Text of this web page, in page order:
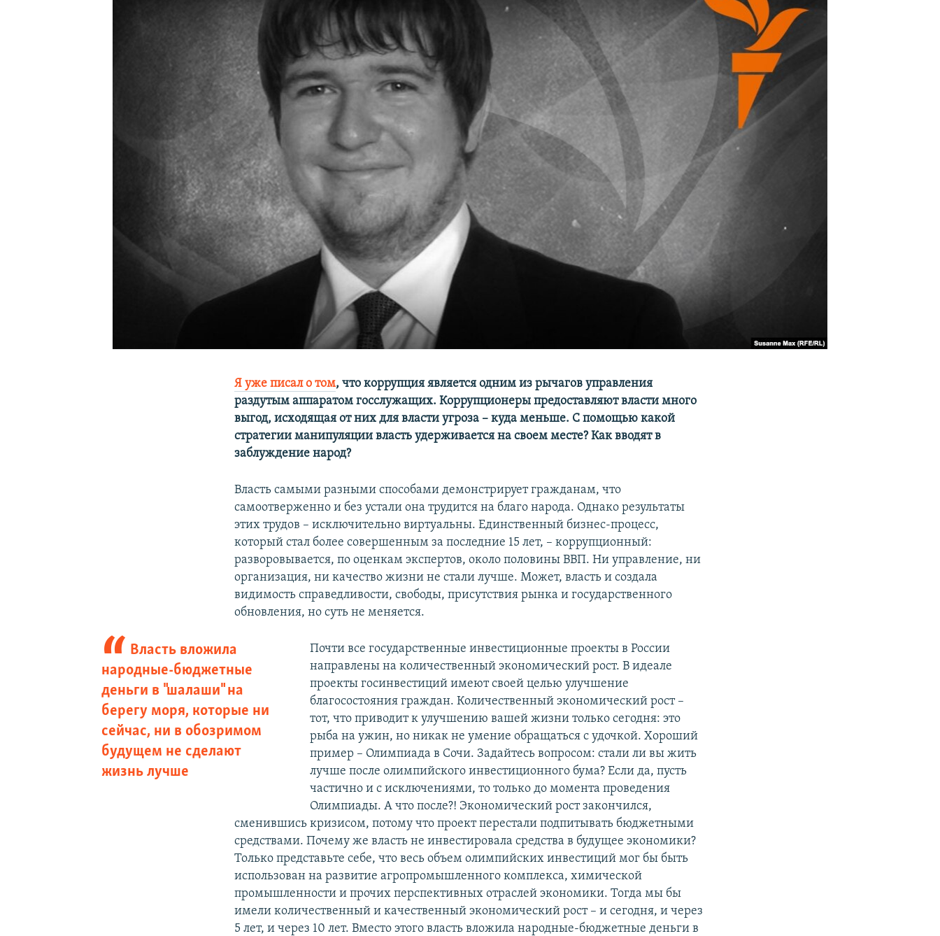
Я уже писал о том, что коррупция является одним из рычагов управления
раздутым аппаратом госслужащих. Коррупционеры предоставляют власти много
выгод, исходящая от них для власти угроза – куда меньше. С помощью какой
стратегии манипуляции власть удерживается на своем месте? Как вводят в
заблуждение народ?
Власть самыми разными способами демонстрирует гражданам, что
самоотверженно и без устали она трудится на благо народа. Однако результаты
этих трудов – исключительно виртуальны. Единственный бизнес-процесс,
который стал более совершенным за последние 15 лет, – коррупционный:
разворовывается, по оценкам экспертов, около половины ВВП. Ни управление, ни
организация, ни качество жизни не стали лучше. Может, власть и создала
видимость справедливости, свободы, присутствия рынка и государственного
обновления, но суть не меняется.
Власть вложила
народные-бюджетные
деньги в "шалаши" на
берегу моря, которые ни
сейчас, ни в обозримом
будущем не сделают
жизнь лучше
Почти все государственные инвестиционные проекты в России
направлены на количественный экономический рост. В идеале
проекты госинвестиций имеют своей целью улучшение
благосостояния граждан. Количественный экономический рост –
тот, что приводит к улучшению вашей жизни только сегодня: это
рыба на ужин, но никак не умение обращаться с удочкой. Хороший
пример – Олимпиада в Сочи. Задайтесь вопросом: стали ли вы жить
лучше после олимпийского инвестиционного бума? Если да, пусть
частично и с исключениями, то только до момента проведения
Олимпиады. А что после?! Экономический рост закончился,
сменившись кризисом, потому что проект перестали подпитывать бюджетными
средствами. Почему же власть не инвестировала средства в будущее экономики?
Только представьте себе, что весь объем олимпийских инвестиций мог бы быть
использован на развитие агропромышленного комплекса, химической
промышленности и прочих перспективных отраслей экономики. Тогда мы бы
имели количественный и качественный экономический рост – и сегодня, и через
5 лет, и через 10 лет. Вместо этого власть вложила народные-бюджетные деньги в